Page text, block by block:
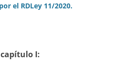
el RDLey 11/2020.
I: